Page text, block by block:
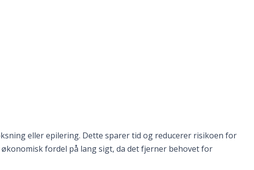
eller epilering. Dette sparer tid og reducerer risikoen for
fordel på lang sigt, da det fjerner behovet for